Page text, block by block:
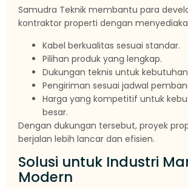
Samudra Teknik membantu para
kontraktor properti dengan
Kabel berkualitas sesuai standar.
Pilihan produk yang lengkap.
Dukungan teknis untuk
Pengiriman sesuai jadwal
Harga yang kompetitif untuk
besar.
Dengan dukungan tersebut, proyek
berjalan lebih lancar dan efisien.
Solusi untuk Industri
Modern